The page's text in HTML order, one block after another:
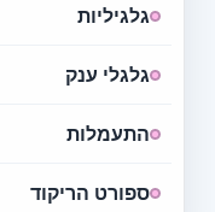
גלגיליות
גלגלי ענק
התעמלות
ספורט הריקוד